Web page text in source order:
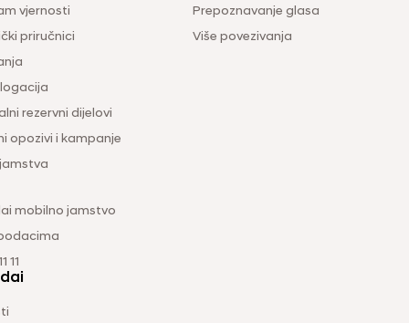
vjernosti
priručnici
rezervni dijelovi
opozivi i kampanje
mobilno jamstvo
11
Prepoznavanje glasa
Više povezivanja